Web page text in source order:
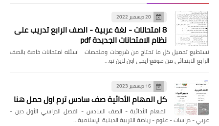
20 ديسمبر 2022
8 امتحانات - لغة عربية - الصف الرابع تدريب على
نظام الامتحانات الجديدة pdf
تستطيع تحميل كل ما تحتاج من شروحات وملخصات اسئله امتحانات خاصة بالصف
الرابع الابتدائي من موقع ايجى اون لاين تو…
16 ديسمبر 2023
كل المهام الأدائية صف سادس ترم اول حمل هنا
المهام الأدائية - الصف السادس - الفصل الدراسي الأول دين -
عربي - دراسات - علوم - رياضة التربية الدينية الإسلامية…